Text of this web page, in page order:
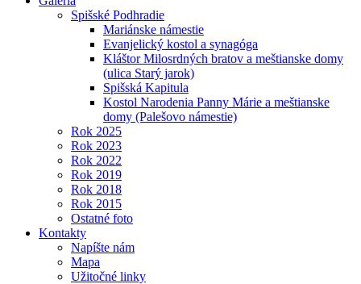
Spišské Podhradie
Mariánske námestie
Evanjelický kostol a synagóga
Kláštor Milosrdných bratov a meštianske domy
(ulica Starý jarok)
Spišská Kapitula
Kostol Narodenia Panny Márie a meštianske
domy (Palešovo námestie)
Rok 2025
Rok 2023
Rok 2022
Rok 2019
Rok 2018
Rok 2015
Ostatné foto
Kontakty
Napíšte nám
Mapa
Užitočné linky